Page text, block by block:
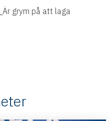
Är grym på att laga